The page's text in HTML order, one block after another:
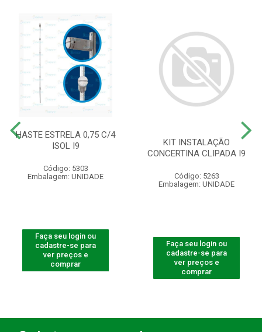
HASTE ESTRELA 0,75 C/4
ISOL I9
Código: 5303
Embalagem: UNIDADE
Faça seu login ou
cadastre-se para
ver preços e
comprar
KIT INSTALAÇÃO
CONCERTINA CLIPADA I9
Código: 5263
Embalagem: UNIDADE
Faça seu login ou
cadastre-se para
ver preços e
comprar